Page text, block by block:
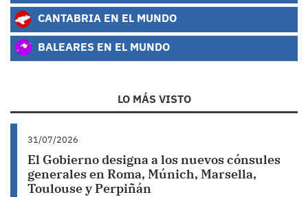
CANTABRIA EN EL MUNDO
BALEARES EN EL MUNDO
LO MÁS VISTO
31/07/2026
El Gobierno designa a los nuevos cónsules
generales en Roma, Múnich, Marsella,
Toulouse y Perpiñán